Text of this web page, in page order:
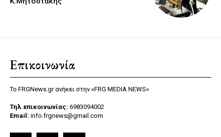
Επικοινωνία
Το FRGNews.gr ανήκει στην «FRG MEDIA NEWS»
Τηλ.επικοινωνίας: 6983094002
Email: info.frgnews@gmail.com